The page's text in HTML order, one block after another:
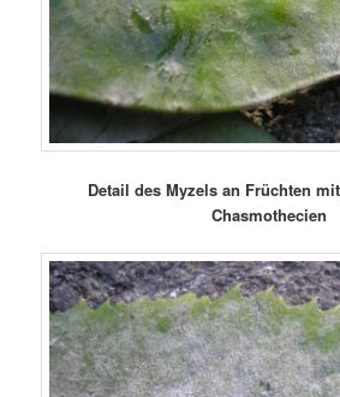
Detail des Myzels an Früchten
Chasmothecien